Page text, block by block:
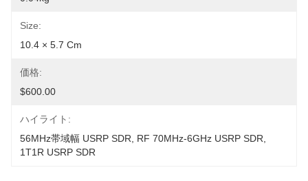
Size:
10.4 × 5.7 Cm
価格:
$600.00
ハイライト:
56MHz帯域幅 USRP SDR
RF 70MHz-6GHz USRP SDR
1T1R USRP SDR